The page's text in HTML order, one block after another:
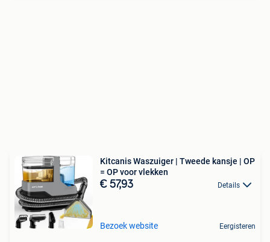
Kitcanis Waszuiger | Tweede kansje | OP
= OP voor vlekken
€ 57,93 Details
Bezoek website Eergisteren